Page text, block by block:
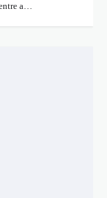
a…